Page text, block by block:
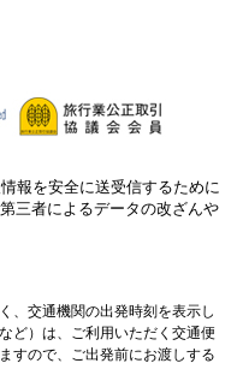
報を安全に送受信するために
三者によるデータの改ざんや
、交通機関の出発時刻を表示し
ど）は、ご利用いただく交通便
すので、ご出発前にお渡しする